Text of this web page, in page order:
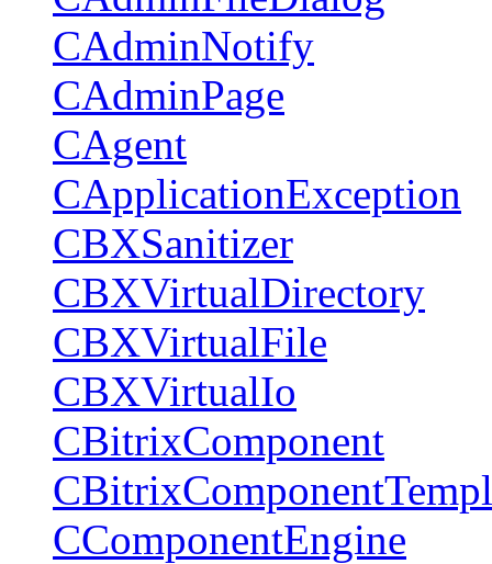
CAdminNotify
CAdminPage
CAgent
CApplicationException
CBXSanitizer
CBXVirtualDirectory
CBXVirtualFile
CBXVirtualIo
CBitrixComponent
CComponentEngine